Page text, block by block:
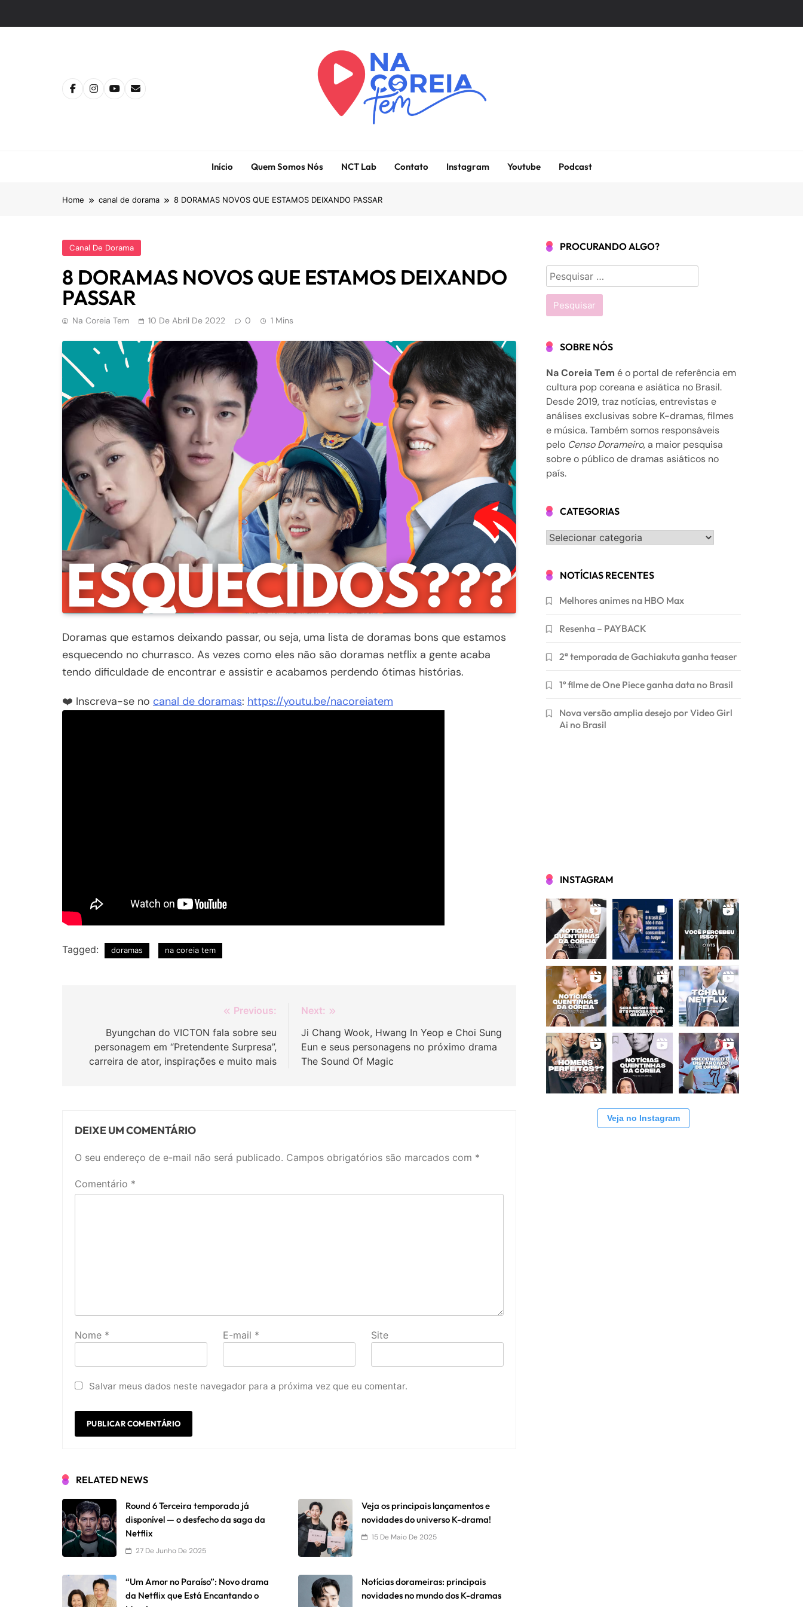
Início Quem Somos Nós NCT Lab Contato Instagram Youtube Podcast
Home canal de dorama 8 DORAMAS NOVOS QUE ESTAMOS DEIXANDO PASSAR
Canal De Dorama
8 DORAMAS NOVOS QUE ESTAMOS DEIXANDO
PASSAR
Na Coreia Tem 10 De Abril De 2022 0 1 Mins
Doramas que estamos deixando passar, ou seja, uma lista de doramas bons que estamos
esquecendo no churrasco. As vezes como eles não são doramas netflix a gente acaba
tendo dificuldade de encontrar e assistir e acabamos perdendo ótimas histórias.
❤️ Inscreva-se no canal de doramas: https://youtu.be/nacoreiatem
Tagged: doramas na coreia tem
Post
Previous:
Byungchan do VICTON fala sobre seu
personagem em “Pretendente Surpresa”,
carreira de ator, inspirações e muito mais
Next:
Ji Chang Wook, Hwang In Yeop e Choi Sung
Eun e seus personagens no próximo drama
The Sound Of Magic
DEIXE UM COMENTÁRIO
O seu endereço de e-mail não será publicado. Campos obrigatórios são marcados com *
Comentário *
Nome * E-mail * Site
Salvar meus dados neste navegador para a próxima vez que eu comentar.
RELATED NEWS
Round 6 Terceira temporada já
disponível — o desfecho da saga da
Netflix
27 De Junho De 2025
Veja os principais lançamentos e
novidades do universo K-drama!
15 De Maio De 2025
“Um Amor no Paraíso”: Novo drama
da Netflix que Está Encantando o
Notícias dorameiras: principais
novidades no mundo dos K-dramas
PROCURANDO ALGO?
Pesquisar
por:
SOBRE NÓS
Na Coreia Tem é o portal de referência em
cultura pop coreana e asiática no Brasil.
Desde 2019, traz notícias, entrevistas e
análises exclusivas sobre K-dramas, filmes
e música. Também somos responsáveis
pelo Censo Dorameiro, a maior pesquisa
sobre o público de dramas asiáticos no
país.
CATEGORIAS
Categorias
NOTÍCIAS RECENTES
Melhores animes na HBO Max
Resenha – PAYBACK
2ª temporada de Gachiakuta ganha teaser
1º filme de One Piece ganha data no Brasil
Nova versão amplia desejo por Video Girl
Ai no Brasil
INSTAGRAM
Veja no Instagram